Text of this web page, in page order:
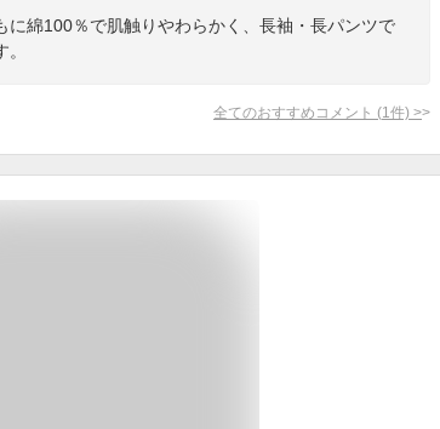
に綿100％で肌触りやわらかく、長袖・長パンツで
全てのおすすめコメント (1 件) >